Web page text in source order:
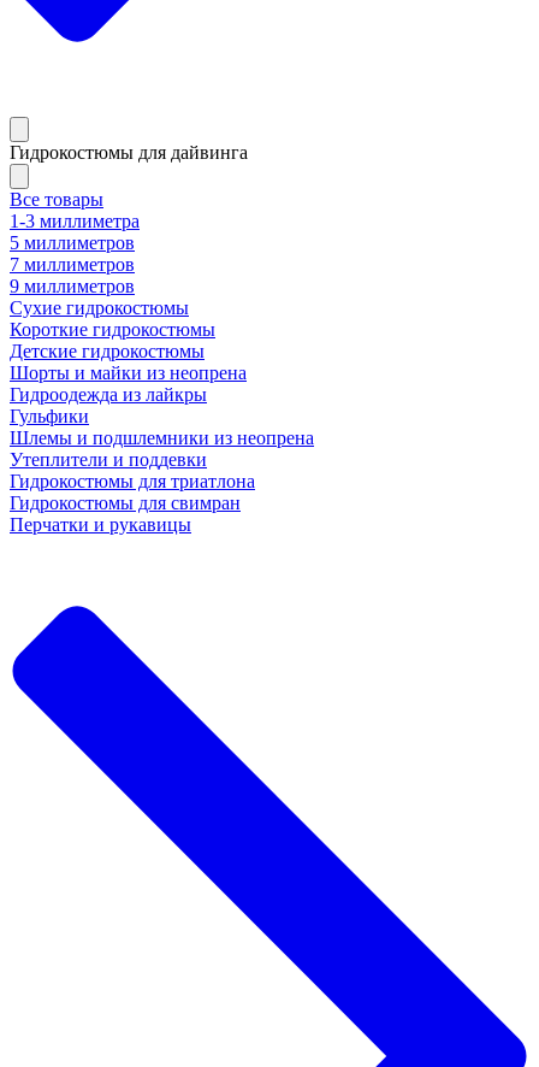
Гидрокостюмы для дайвинга
Все товары
1-3 миллиметра
5 миллиметров
7 миллиметров
9 миллиметров
Сухие гидрокостюмы
Короткие гидрокостюмы
Детские гидрокостюмы
Шорты и майки из неопрена
Гидроодежда из лайкры
Гульфики
Шлемы и подшлемники из неопрена
Утеплители и поддевки
Гидрокостюмы для триатлона
Гидрокостюмы для свимран
Перчатки и рукавицы